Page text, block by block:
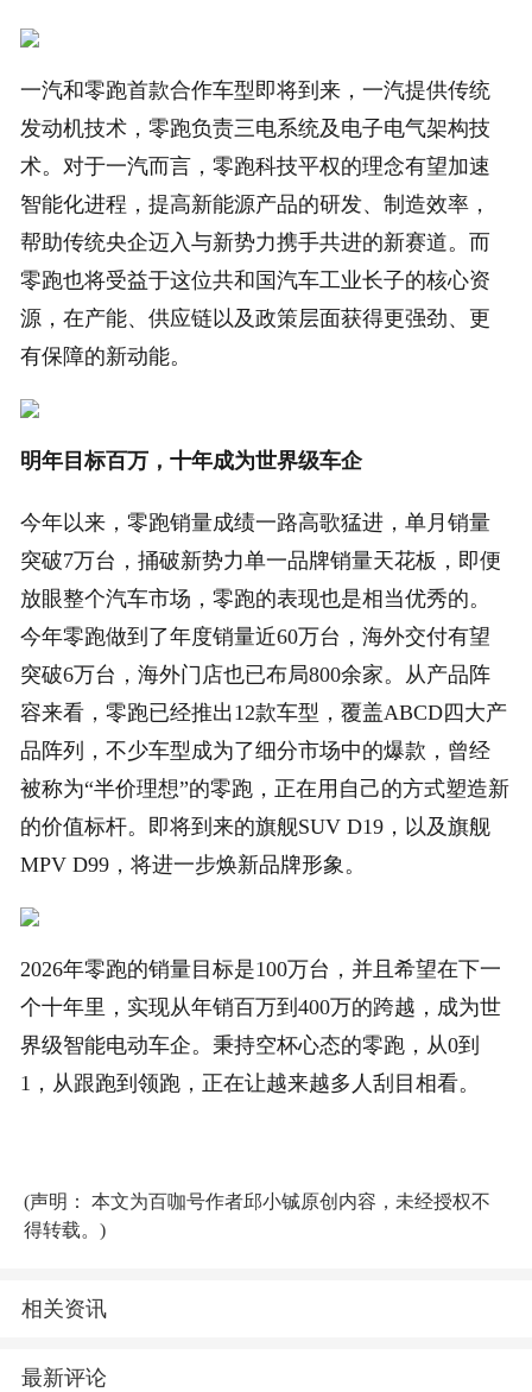
一汽和零跑首款合作车型即将到来，一汽提供传统
发动机技术，零跑负责三电系统及电子电气架构技
术。对于一汽而言，零跑科技平权的理念有望加速
智能化进程，提高新能源产品的研发、制造效率，
帮助传统央企迈入与新势力携手共进的新赛道。而
零跑也将受益于这位共和国汽车工业长子的核心资
源，在产能、供应链以及政策层面获得更强劲、更
有保障的新动能。
明年目标百万，十年成为世界级车企
今年以来，零跑销量成绩一路高歌猛进，单月销量
突破7万台，捅破新势力单一品牌销量天花板，即便
放眼整个汽车市场，零跑的表现也是相当优秀的。
今年零跑做到了年度销量近60万台，海外交付有望
突破6万台，海外门店也已布局800余家。从产品阵
容来看，零跑已经推出12款车型，覆盖ABCD四大产
品阵列，不少车型成为了细分市场中的爆款，曾经
被称为“半价理想”的零跑，正在用自己的方式塑造新
的价值标杆。即将到来的旗舰SUV D19，以及旗舰
MPV D99，将进一步焕新品牌形象。
2026年零跑的销量目标是100万台，并且希望在下一
个十年里，实现从年销百万到400万的跨越，成为世
界级智能电动车企。秉持空杯心态的零跑，从0到
1，从跟跑到领跑，正在让越来越多人刮目相看。
(声明： 本文为百咖号作者邱小铖原创内容，未经授权不
得转载。)
相关资讯
最新评论